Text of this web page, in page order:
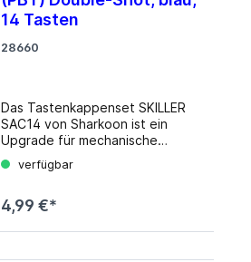
14 Tasten
28660
Das Tastenkappenset SKILLER
SAC14 von Sharkoon ist ein
Upgrade für mechanische
Tastaturen, das dank der
Verwendung von PBT-Kunststoff
Die robuste Bauweise verringert
verfügbar
4,99 €*